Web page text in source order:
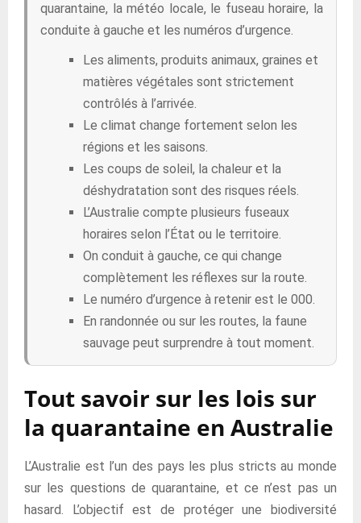
quarantaine, la météo locale, le fuseau horaire, la
conduite à gauche et les numéros d’urgence.
Les aliments, produits animaux, graines et
matières végétales sont strictement
contrôlés à l’arrivée.
Le climat change fortement selon les
régions et les saisons.
Les coups de soleil, la chaleur et la
déshydratation sont des risques réels.
L’Australie compte plusieurs fuseaux
horaires selon l’État ou le territoire.
On conduit à gauche, ce qui change
complètement les réflexes sur la route.
Le numéro d’urgence à retenir est le 000.
En randonnée ou sur les routes, la faune
sauvage peut surprendre à tout moment.
Tout savoir sur les lois sur
la quarantaine en Australie
L’Australie est l’un des pays les plus stricts au monde
sur les questions de quarantaine, et ce n’est pas un
hasard. L’objectif est de protéger une biodiversité